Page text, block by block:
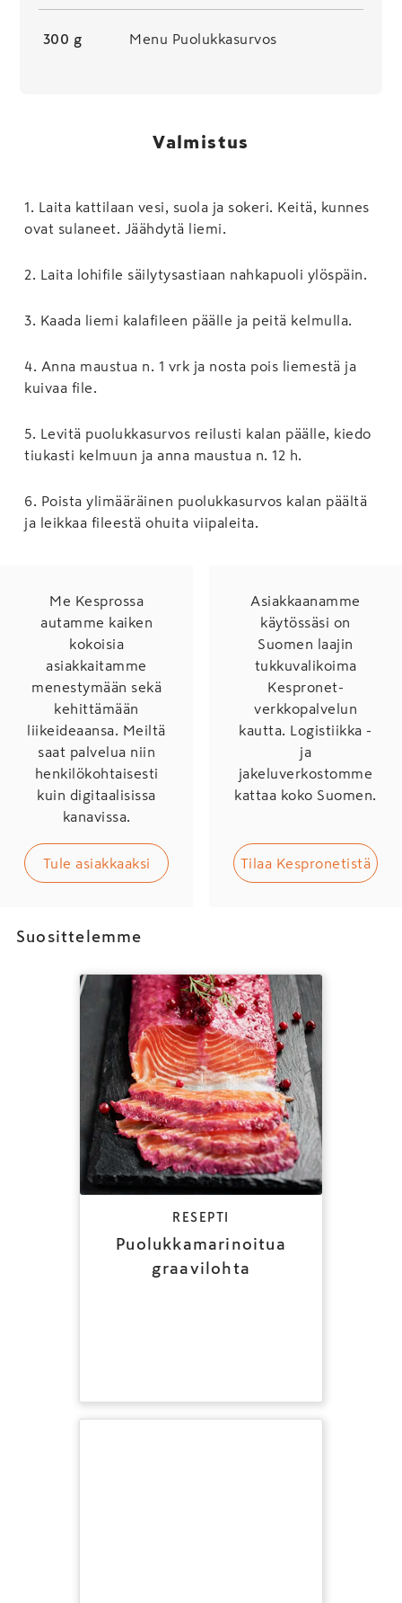
300 g Menu Puolukkasurvos
Valmistus
1
Laita kattilaan vesi, suola ja sokeri. Keitä, kunnes
ovat sulaneet. Jäähdytä liemi.
2 Laita lohifile säilytysastiaan nahkapuoli ylöspäin.
3 Kaada liemi kalafileen päälle ja peitä kelmulla.
4
Anna maustua n. 1 vrk ja nosta pois liemestä ja
kuivaa file.
5
Levitä puolukkasurvos reilusti kalan päälle, kiedo
tiukasti kelmuun ja anna maustua n. 12 h.
6
Poista ylimääräinen puolukkasurvos kalan päältä
ja leikkaa fileestä ohuita viipaleita.
Me Kesprossa
autamme kaiken
kokoisia
asiakkaitamme
menestymään sekä
kehittämään
liikeideaansa. Meiltä
saat palvelua niin
henkilökohtaisesti
kuin digitaalisissa
kanavissa.
Tule asiakkaaksi
Asiakkaanamme
käytössäsi on
Suomen laajin
tukkuvalikoima
Kespronet-
verkkopalvelun
kautta. Logistiikka -
ja
jakeluverkostomme
kattaa koko Suomen.
Tilaa Kespronetistä
Suosittelemme
RESEPTI
Puolukkamarinoitua
graavilohta